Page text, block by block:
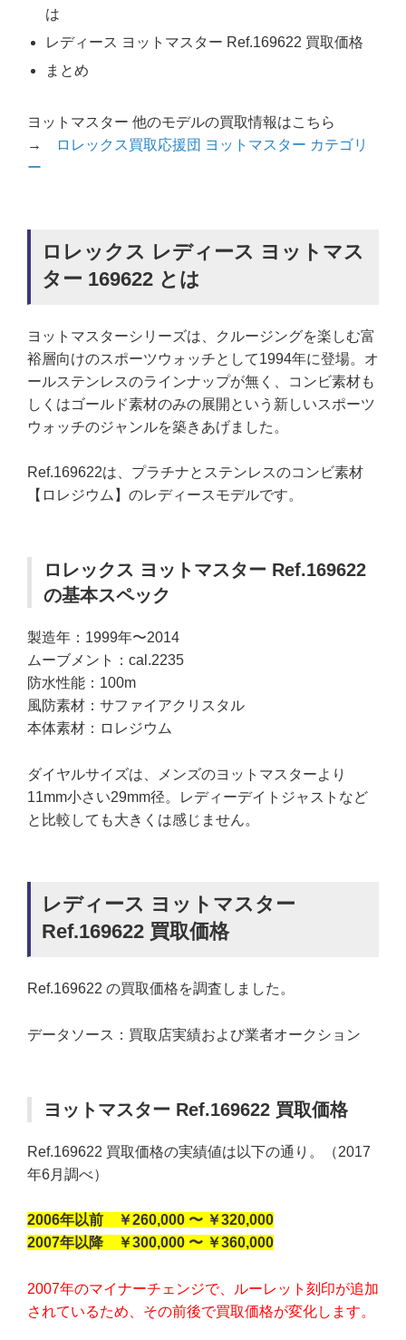
は
レディース ヨットマスター Ref.169622 買取価格
まとめ
ヨットマスター 他のモデルの買取情報はこちら
→
ロレックス買取応援団 ヨットマスター カテゴリ
ー
ロレックス レディース ヨットマス
ター 169622 とは
ヨットマスターシリーズは、クルージングを楽しむ富
裕層向けのスポーツウォッチとして1994年に登場。オ
ールステンレスのラインナップが無く、コンビ素材も
しくはゴールド素材のみの展開という新しいスポーツ
ウォッチのジャンルを築きあげました。
Ref.169622は、プラチナとステンレスのコンビ素材
【ロレジウム】のレディースモデルです。
ロレックス ヨットマスター Ref.169622
の基本スペック
製造年：1999年〜2014
ムーブメント：cal.2235
防水性能：100m
風防素材：サファイアクリスタル
本体素材：ロレジウム
ダイヤルサイズは、メンズのヨットマスターより
11mm小さい29mm径。レディーデイトジャストなど
と比較しても大きくは感じません。
レディース ヨットマスター
Ref.169622 買取価格
Ref.169622 の買取価格を調査しました。
データソース：買取店実績および業者オークション
ヨットマスター Ref.169622 買取価格
Ref.169622 買取価格の実績値は以下の通り。（2017
年6月調べ）
2006年以前 ￥260,000 〜 ￥320,000
2007年以降 ￥300,000 〜 ￥360,000
2007年のマイナーチェンジで、ルーレット刻印が追加
されているため、その前後で買取価格が変化します。